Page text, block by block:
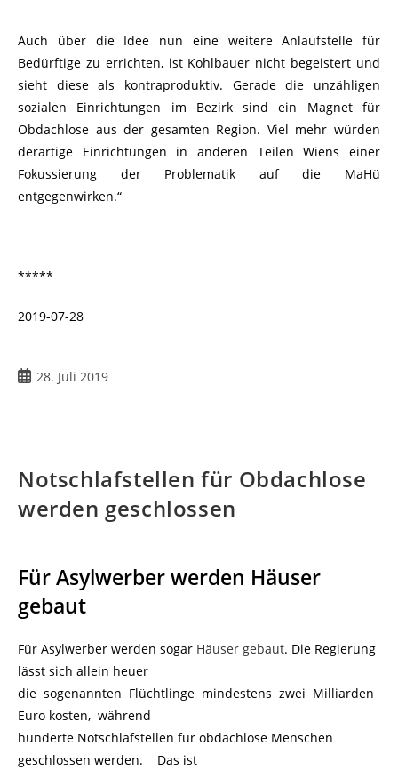
Auch über die Idee nun eine weitere Anlaufstelle für
Bedürftige zu errichten, ist Kohlbauer nicht begeistert und
sieht diese als kontraproduktiv. Gerade die unzähligen
sozialen Einrichtungen im Bezirk sind ein Magnet für
Obdachlose aus der gesamten Region. Viel mehr würden
derartige Einrichtungen in anderen Teilen Wiens einer
Fokussierung der Problematik auf die MaHü
entgegenwirken.“
*****
2019-07-28
28. Juli 2019
Notschlafstellen für Obdachlose
werden geschlossen
Für Asylwerber werden Häuser
gebaut
Für Asylwerber werden sogar Häuser gebaut. Die Regierung
lässt sich allein heuer
die sogenannten Flüchtlinge mindestens zwei Milliarden
Euro kosten, während
hunderte Notschlafstellen für obdachlose Menschen
geschlossen werden. Das ist